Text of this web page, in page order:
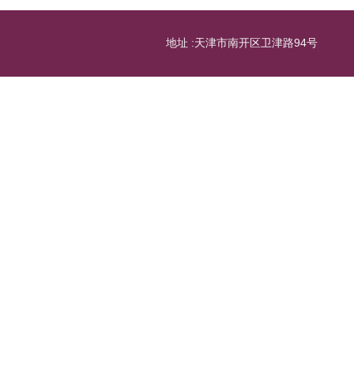
地址 :天津市南开区卫津路94号